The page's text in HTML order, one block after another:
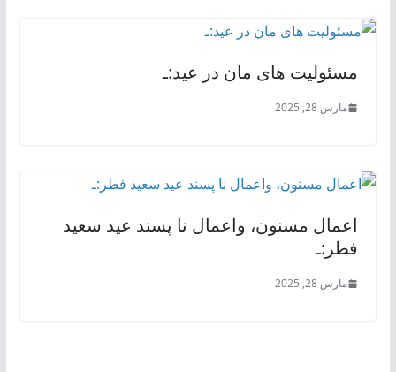
مسئولیت های مان در عید:ـ
مارس 28, 2025
اعمال مسنون، واعمال نا پسند عید سعید
فطر:ـ
مارس 28, 2025